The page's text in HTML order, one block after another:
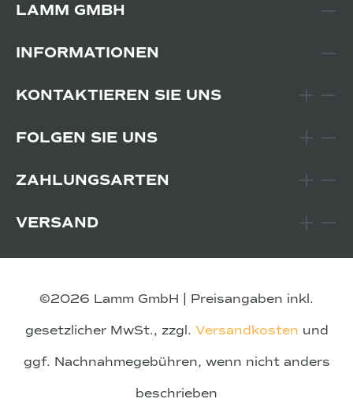
LAMM GMBH
INFORMATIONEN
KONTAKTIEREN SIE UNS
FOLGEN SIE UNS
ZAHLUNGSARTEN
VERSAND
©2026 Lamm GmbH | Preisangaben inkl.
gesetzlicher MwSt., zzgl. Versandkosten und
ggf. Nachnahmegebühren, wenn nicht anders
beschrieben